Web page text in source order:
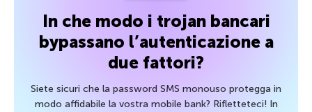
In che modo i trojan bancari
bypassano l’autenticazione a
due fattori?
Siete sicuri che la password SMS monouso protegga in
modo affidabile la vostra mobile bank? Rifletteteci! In